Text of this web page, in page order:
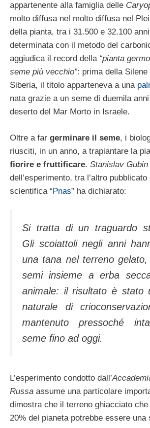
appartenente alla famiglia delle
molto diffusa nel molto diffusa nel
della pianta, tra i 31.500 e 32.100
determinata con il metodo del
aggiudica il record della “pianta
seme più vecchio”: prima della
Siberia, il titolo apparteneva a una
nata grazie a un seme di duemila
deserto del Mar Morto in Israele.
Oltre a far germinare il seme, i
riusciti, in un anno, a trapiantare la
fiorire e fruttificare. Stanislav Gubin
dell’esperimento, tra l’altro
scientifica “Pnas” ha dichiarato:
Si tratta di un traguardo
Gli scoiattoli negli anni
una tana nel terreno
semi insieme a erba
animale: il risultato è stato
naturale di
mantenuto pressoché
seme fino ad oggi.
L’esperimento condotto dall’
Russa assume una particolare
dimostra che il terreno ghiacciato
20% del pianeta potrebbe essere una